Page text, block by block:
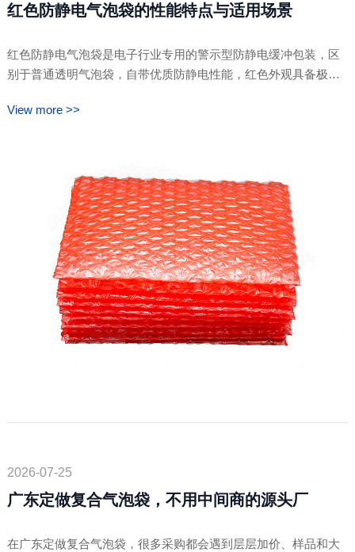
红色防静电气泡袋的性能特点与适用场景
红色防静电气泡袋是电子行业专用的警示型防静电缓冲包装，区
别于普通透明气泡袋，自带优质防静电性能，红色外观具备极强
质并非永久防静电，存在正常使用时效。广泛用于电路板、芯
View more >>
2026-07-25
广东定做复合气泡袋，不用中间商的源头厂
在广东定做复合气泡袋，很多采购都会遇到层层加价、样品和大